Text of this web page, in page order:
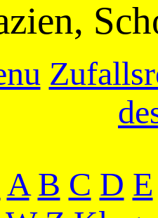
A B C D E